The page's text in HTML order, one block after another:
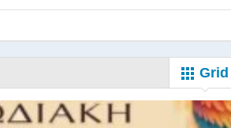
Grid